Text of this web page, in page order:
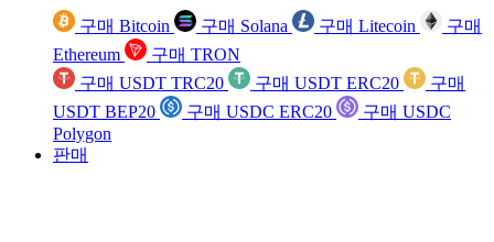
구매 Bitcoin 구매 Solana 구매 Litecoin
구매
Ethereum
구매 TRON
구매 USDT TRC20
구매 USDT ERC20
구매
USDT BEP20
구매 USDC ERC20
구매 USDC
Polygon
판매